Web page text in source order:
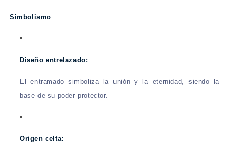
Simbolismo
Diseño entrelazado:
El entramado simboliza la unión y la eternidad, siendo la
base de su poder protector.
Origen celta: